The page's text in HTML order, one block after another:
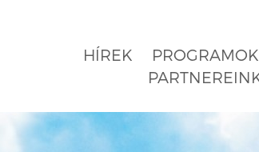
HÍREK PROGRAMOK